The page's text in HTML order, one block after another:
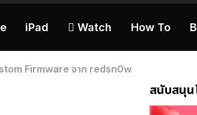
iPad  Watch How To
Firmware จาก redsn0w
สนับสนุน